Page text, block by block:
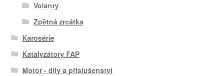
Volanty
Zpětná zrcátka
Karosérie
Katalyzátory FAP
Motor - díly a příslušenství